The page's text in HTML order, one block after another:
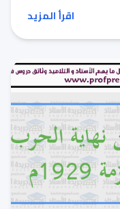
اقرأ المزيد